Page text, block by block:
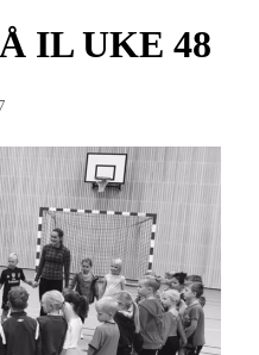
IL UKE 48